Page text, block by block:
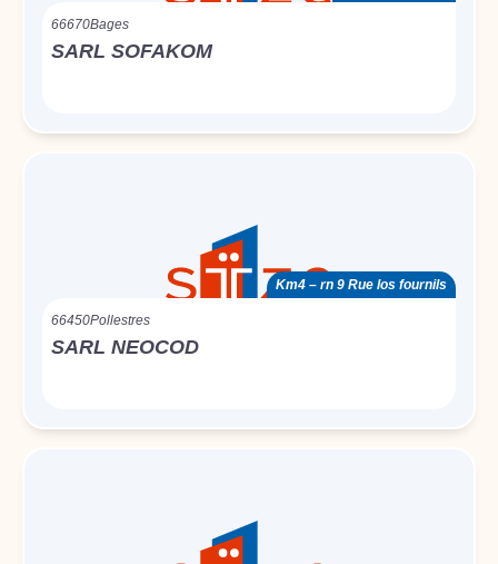
66670Bages
SARL SOFAKOM
Km4 – rn 9 Rue los fournils
66450Pollestres
SARL NEOCOD